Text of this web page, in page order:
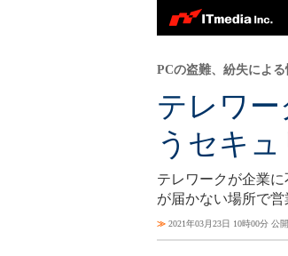
テレワ
うセキ
PCの盗難、紛失によ
テレワークが企業
が届かない場所で
≫ 2021年03月23日 10時00分 公開